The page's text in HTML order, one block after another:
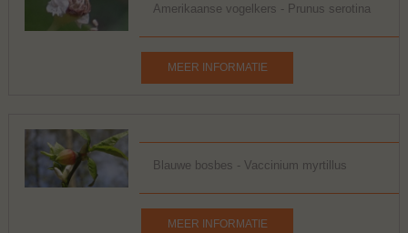
Amerikaanse vogelkers - Prunus serotina
MEER INFORMATIE
Blauwe bosbes - Vaccinium myrtillus
MEER INFORMATIE